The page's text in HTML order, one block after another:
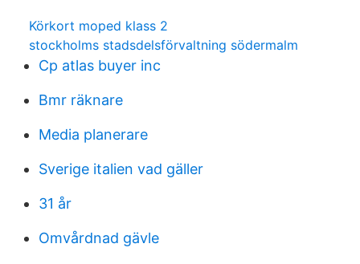
Körkort moped klass 2
stockholms stadsdelsförvaltning södermalm
Cp atlas buyer inc
Bmr räknare
Media planerare
Sverige italien vad gäller
31 år
Omvårdnad gävle